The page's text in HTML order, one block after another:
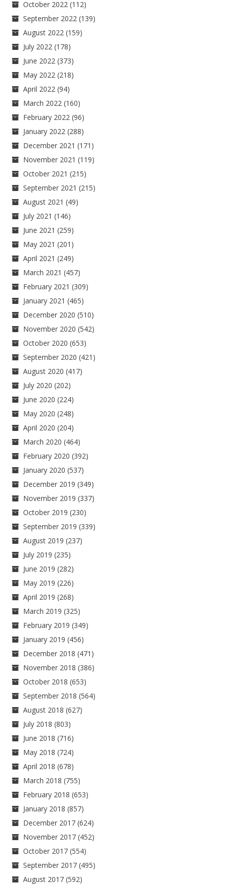
October 2022 (112)
September 2022 (139)
August 2022 (159)
July 2022 (178)
June 2022 (373)
May 2022 (218)
April 2022 (94)
March 2022 (160)
February 2022 (96)
January 2022 (288)
December 2021 (171)
November 2021 (119)
October 2021 (215)
September 2021 (215)
August 2021 (49)
July 2021 (146)
June 2021 (259)
May 2021 (201)
April 2021 (249)
March 2021 (457)
February 2021 (309)
January 2021 (465)
December 2020 (510)
November 2020 (542)
October 2020 (653)
September 2020 (421)
August 2020 (417)
July 2020 (202)
June 2020 (224)
May 2020 (248)
April 2020 (204)
March 2020 (464)
February 2020 (392)
January 2020 (537)
December 2019 (349)
November 2019 (337)
October 2019 (230)
September 2019 (339)
August 2019 (237)
July 2019 (235)
June 2019 (282)
May 2019 (226)
April 2019 (268)
March 2019 (325)
February 2019 (349)
January 2019 (456)
December 2018 (471)
November 2018 (386)
October 2018 (653)
September 2018 (564)
August 2018 (627)
July 2018 (803)
June 2018 (716)
May 2018 (724)
April 2018 (678)
March 2018 (755)
February 2018 (653)
January 2018 (857)
December 2017 (624)
November 2017 (452)
October 2017 (554)
September 2017 (495)
August 2017 (592)